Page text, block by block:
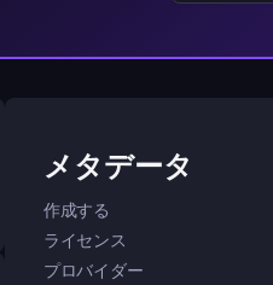
メタデータ
作成する
ライセンス
プロバイダー